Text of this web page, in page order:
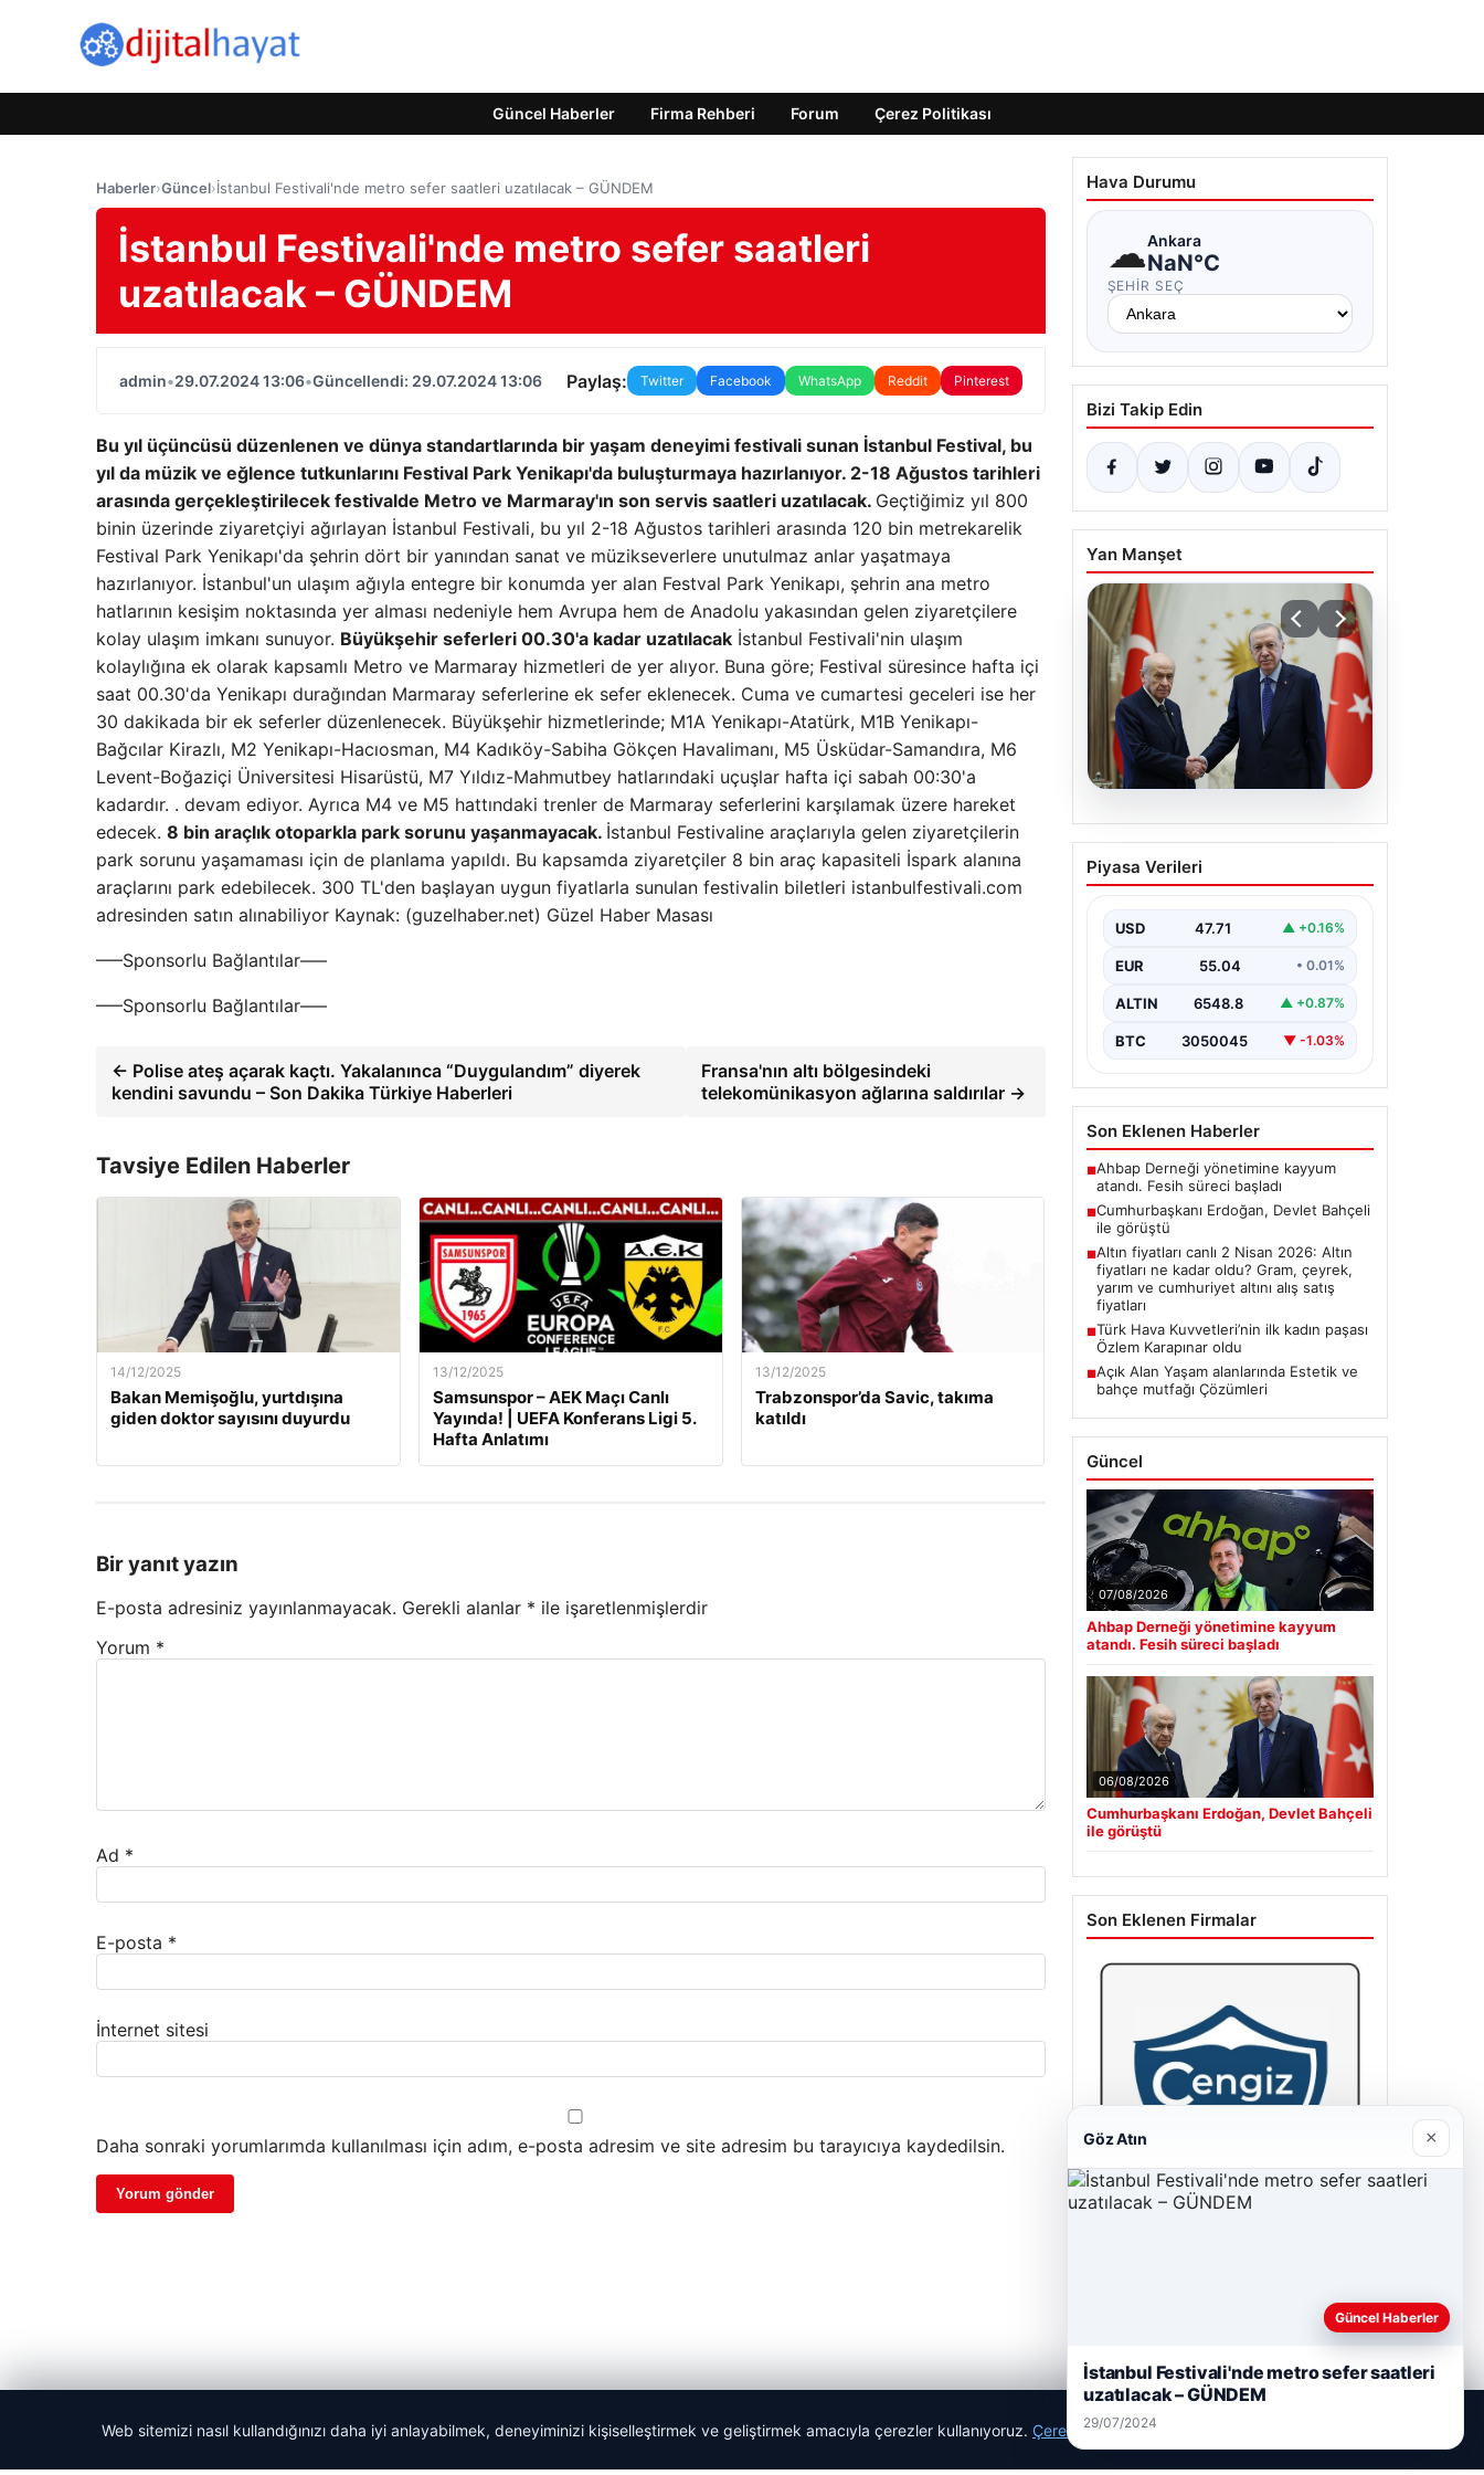
Güncel Haberler Firma Rehberi Forum Çerez Politikası
Haberler›Güncel›İstanbul Festivali'nde metro sefer saatleri uzatılacak – GÜNDEM
İstanbul Festivali'nde metro sefer saatleri
uzatılacak – GÜNDEM
admin•29.07.2024 13:06•Güncellendi: 29.07.2024 13:06 Paylaş: Twitter Facebook WhatsApp Reddit Pinterest
Bu yıl üçüncüsü düzenlenen ve dünya standartlarında bir yaşam deneyimi festivali sunan İstanbul Festival, bu
yıl da müzik ve eğlence tutkunlarını Festival Park Yenikapı'da buluşturmaya hazırlanıyor. 2-18 Ağustos tarihleri ​​
arasında gerçekleştirilecek festivalde Metro ve Marmaray'ın son servis saatleri uzatılacak. Geçtiğimiz yıl 800
binin üzerinde ziyaretçiyi ağırlayan İstanbul Festivali, bu yıl 2-18 Ağustos tarihleri ​​arasında 120 bin metrekarelik
Festival Park Yenikapı'da şehrin dört bir yanından sanat ve müzikseverlere unutulmaz anlar yaşatmaya
hazırlanıyor. İstanbul'un ulaşım ağıyla entegre bir konumda yer alan Festval Park Yenikapı, şehrin ana metro
hatlarının kesişim noktasında yer alması nedeniyle hem Avrupa hem de Anadolu yakasından gelen ziyaretçilere
kolay ulaşım imkanı sunuyor. Büyükşehir seferleri 00.30'a kadar uzatılacak İstanbul Festivali'nin ulaşım
kolaylığına ek olarak kapsamlı Metro ve Marmaray hizmetleri de yer alıyor. Buna göre; Festival süresince hafta içi
saat 00.30'da Yenikapı durağından Marmaray seferlerine ek sefer eklenecek. Cuma ve cumartesi geceleri ise her
30 dakikada bir ek seferler düzenlenecek. Büyükşehir hizmetlerinde; M1A Yenikapı-Atatürk, M1B Yenikapı-
Bağcılar Kirazlı, M2 Yenikapı-Hacıosman, M4 Kadıköy-Sabiha Gökçen Havalimanı, M5 Üsküdar-Samandıra, M6
Levent-Boğaziçi Üniversitesi Hisarüstü, M7 Yıldız-Mahmutbey hatlarındaki uçuşlar hafta içi sabah 00:30'a
kadardır. . devam ediyor. Ayrıca M4 ve M5 hattındaki trenler de Marmaray seferlerini karşılamak üzere hareket
edecek. 8 bin araçlık otoparkla park sorunu yaşanmayacak. İstanbul Festivaline araçlarıyla gelen ziyaretçilerin
park sorunu yaşamaması için de planlama yapıldı. Bu kapsamda ziyaretçiler 8 bin araç kapasiteli İspark alanına
araçlarını park edebilecek. 300 TL'den başlayan uygun fiyatlarla sunulan festivalin biletleri istanbulfestivali.com
adresinden satın alınabiliyor Kaynak: (guzelhaber.net) Güzel Haber Masası
—–Sponsorlu Bağlantılar—–
—–Sponsorlu Bağlantılar—–
← Polise ateş açarak kaçtı. Yakalanınca “Duygulandım” diyerek
kendini savundu – Son Dakika Türkiye Haberleri
Fransa'nın altı bölgesindeki
telekomünikasyon ağlarına saldırılar →
Tavsiye Edilen Haberler
14/12/2025
Bakan Memişoğlu, yurtdışına
giden doktor sayısını duyurdu
13/12/2025
Samsunspor – AEK Maçı Canlı
Yayında! | UEFA Konferans Ligi 5.
Hafta Anlatımı
13/12/2025
Trabzonspor’da Savic, takıma
katıldı
Bir yanıt yazın
E-posta adresiniz yayınlanmayacak. Gerekli alanlar * ile işaretlenmişlerdir
Yorum *
Ad *
E-posta *
İnternet sitesi
Daha sonraki yorumlarımda kullanılması için adım, e-posta adresim ve site adresim bu tarayıcıya kaydedilsin.
Hava Durumu
☁Ankara
NaN°C
ŞEHIR SEÇ
Bizi Takip Edin
Yan Manşet
Cumhurbaşkanı
Erdoğan, Devlet Bahçeli
Piyasa Verileri
USD 47.71 ▲ +0.16%
EUR 55.04 • 0.01%
ALTIN 6548.8 ▲ +0.87%
BTC 3050045 ▼ -1.03%
Son Eklenen Haberler
■Ahbap Derneği yönetimine kayyum
atandı. Fesih süreci başladı
■Cumhurbaşkanı Erdoğan, Devlet Bahçeli
ile görüştü
■Altın fiyatları canlı 2 Nisan 2026: Altın
fiyatları ne kadar oldu? Gram, çeyrek,
yarım ve cumhuriyet altını alış satış
fiyatları
■Türk Hava Kuvvetleri’nin ilk kadın paşası
Özlem Karapınar oldu
■Açık Alan Yaşam alanlarında Estetik ve
bahçe mutfağı Çözümleri
Güncel
07/08/2026
Ahbap Derneği yönetimine kayyum
atandı. Fesih süreci başladı
06/08/2026
Cumhurbaşkanı Erdoğan, Devlet Bahçeli
ile görüştü
Son Eklenen Firmalar
Web sitemizi nasıl kullandığınızı daha iyi anlayabilmek, deneyiminizi kişiselleştirmek ve geliştirmek amacıyla çerezler kullanıyoruz. Çerez Politikamız
Göz Atın ×
Güncel Haberler
İstanbul Festivali'nde metro sefer saatleri
uzatılacak – GÜNDEM
29/07/2024